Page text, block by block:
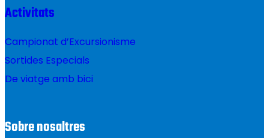
Activitats
Campionat d’Excursionisme
Sortides Especials
De viatge amb bici
Sobre nosaltres